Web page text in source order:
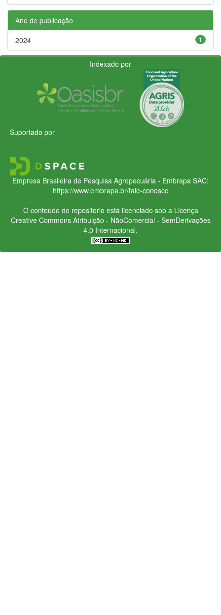
Ano de publicação
1
2024
Indexado por
Suportado por
Empresa Brasileira de Pesquisa Agropecuária - Embrapa SAC:
https://www.embrapa.br/fale-conosco
O conteúdo do repositório está licenciado sob a Licença
Creative CommonsAtribuição - NãoComercial - SemDerivações
4.0 Internacional.